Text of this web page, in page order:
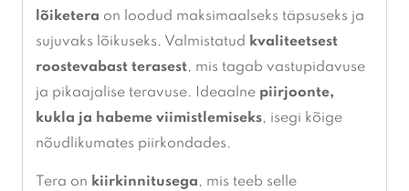
lõiketera on loodud maksimaalseks täpsuseks ja
sujuvaks lõikuseks. Valmistatud kvaliteetsest
roostevabast terasest, mis tagab vastupidavuse
ja pikaajalise teravuse. Ideaalne piirjoonte,
kukla ja habeme viimistlemiseks, isegi kõige
nõudlikumates piirkondades.
Tera on kiirkinnitusega, mis teeb selle